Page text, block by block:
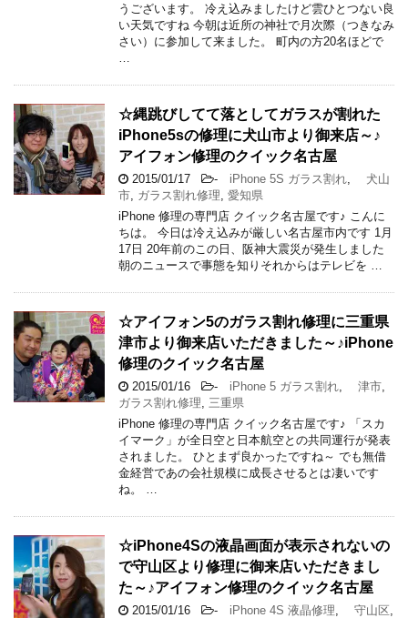
うございます。 冷え込みましたけど雲ひとつない良
い天気ですね 今朝は近所の神社で月次際（つきなみ
さい）に参加して来ました。 町内の方20名ほどで
☆縄跳びしてて落としてガラスが割れた
iPhone5sの修理に犬山市より御来店～♪
アイフォン修理のクイック名古屋
2015/01/17 - iPhone 5S ガラス割れ
犬山
市 ガラス割れ修理 愛知県
iPhone 修理の専門店 クイック名古屋です♪ こんに
ちは。 今日は冷え込みが厳しい名古屋市内です 1月
17日 20年前のこの日、阪神大震災が発生しました
朝のニュースで事態を知りそれからはテレビを …
☆アイフォン5のガラス割れ修理に三重県
津市より御来店いただきました～♪iPhone
修理のクイック名古屋
2015/01/16 - iPhone 5 ガラス割れ 津市
ガラス割れ修理
三重県
iPhone 修理の専門店 クイック名古屋です♪ 「スカ
イマーク」が全日空と日本航空との共同運行が発表
されました。 ひとまず良かったですね～ でも無借
金経営であの会社規模に成長させるとは凄いです
ね。 …
☆iPhone4Sの液晶画面が表示されないの
で守山区より修理に御来店いただきまし
た～♪アイフォン修理のクイック名古屋
2015/01/16 - iPhone 4S 液晶修理 守山区